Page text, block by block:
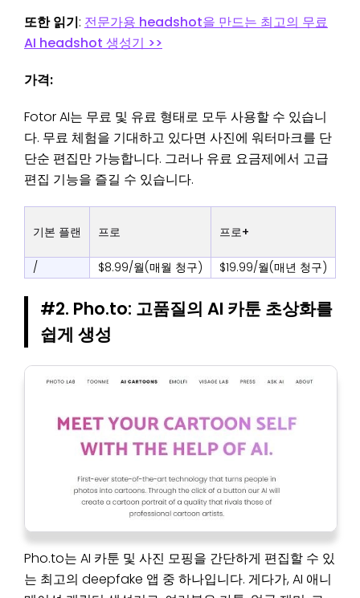
또한 읽기: 전문가용 headshot을 만드는 최고의 무료
AI headshot 생성기 >>
가격:
Fotor AI는 무료 및 유료 형태로 모두 사용할 수 있습니
다. 무료 체험을 기대하고 있다면 사진에 워터마크를 단
단순 편집만 가능합니다. 그러나 유료 요금제에서 고급
편집 기능을 즐길 수 있습니다.
기본 플랜 프로 프로+
/ $8.99/월(매월 청구) $19.99/월(매년 청구)
#2. Pho.to: 고품질의 AI 카툰 초상화를
쉽게 생성
Pho.to는 AI 카툰 및 사진 모핑을 간단하게 편집할 수 있
는 최고의 deepfake 앱 중 하나입니다. 게다가, AI 애니